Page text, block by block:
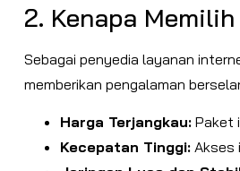
2. Kenapa
Sebagai penyedia layanan
memberikan pengalaman
Harga Terjangkau:Paket
Kecepatan Tinggi:Akses